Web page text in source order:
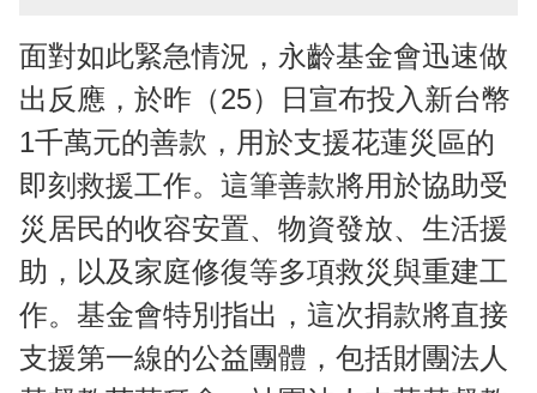
面對如此緊急情況，永齡基金會迅速做
出反應，於昨（25）日宣布投入新台幣
1千萬元的善款，用於支援花蓮災區的
即刻救援工作。這筆善款將用於協助受
災居民的收容安置、物資發放、生活援
助，以及家庭修復等多項救災與重建工
作。基金會特別指出，這次捐款將直接
支援第一線的公益團體，包括財團法人